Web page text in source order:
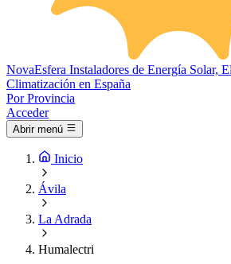
NovaEsfera Instaladores de Energía Solar,
Climatización en España
Por Provincia
Acceder
Abrir menú
Inicio
Ávila
La Adrada
Humalectri